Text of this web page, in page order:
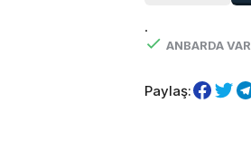
.
ANBARDA VAR
Paylaş: